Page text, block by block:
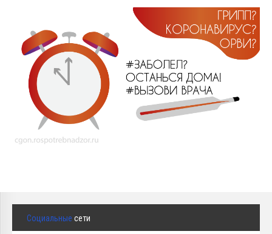
Социальные сети